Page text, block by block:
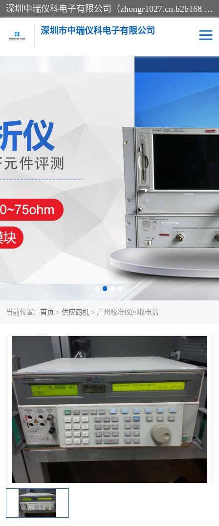
深圳中瑞仪科电子有限公司（zhongr1027.cn.b2b168.com）主要从事回收二手仪器，工厂仪器，回收示波器，KeysightE4980A，FLUKE754，MT8852B，IFR3920，Agilent N4010A，MT8852B等业务，全国统一热线：13570873835。深圳中瑞仪科电子有限公司整批或单出，专业评估高价回收工厂闲置仪器。
深圳市中瑞仪科电子有限公司
当前位置： 首页 > 供应商机 > 广州校准仪回收电话
电阻-功率计 频谱分析仪
万用表 综合测试仪
蓝牙测试仪 网络分析仪
过程校验仪 电桥测试仪
泰克示波器 电池测试仪
函数信号发生器
校准件
阻抗分析仪